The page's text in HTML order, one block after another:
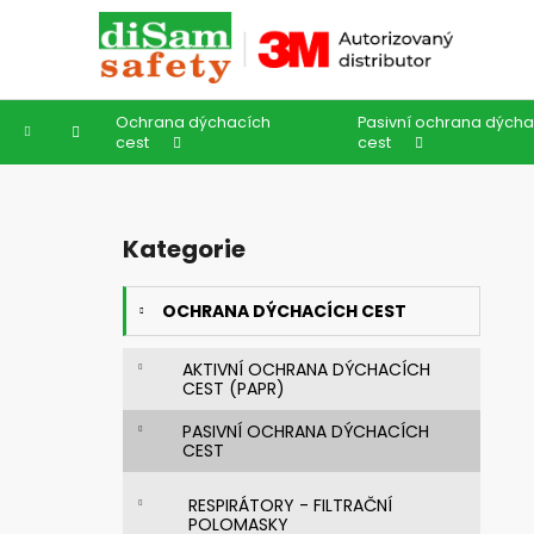
Domů
Ochrana dýchacích
cest
Pasivní ochrana
cest
Přeskočit
kategorie
Kategorie
OCHRANA DÝCHACÍCH CEST
AKTIVNÍ OCHRANA DÝCHACÍCH
CEST (PAPR)
PASIVNÍ OCHRANA DÝCHACÍCH
CEST
RESPIRÁTORY - FILTRAČNÍ
POLOMASKY
í
Zpět
do
obchodu
Zpět
do
obchodu